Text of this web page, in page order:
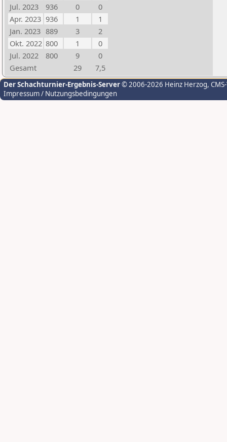
Jul. 2023
936 0
0
Apr. 2023 936 1
1
Jan. 2023 889 3
2
Okt. 2022 800 1
0
Jul. 2022
800 9
0
Gesamt
29 7,5
Der Schachturnier-Ergebnis-Server© 2006-2026 Heinz Herzog,
Impressum / Nutzungsbedingungen